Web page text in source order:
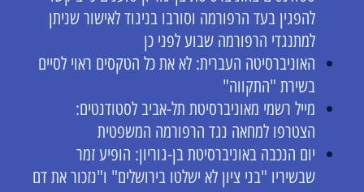
להפגין בעד הרפורמה וסורבו בניגוד לאישור שניתן
למתנגדי הרפורמה שבוע לפני כן
האוניברסיטה העברית: לא את כל הטקסים ראוי לסיים
בשירת "התקווה"
מייל רשמי מאוניברסיטת תל-אביב לסטודנטים:
הצטרפו למחאה נגד הרפורמה המשפטית
יום הנכבה באוניברסיטת בן-גוריון: הופיע זמר
שבשיריו "בני ציון לא ישלטו בירושלים" ו"נזכור את דם